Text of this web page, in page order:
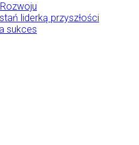
liderką przyszłości
sukces